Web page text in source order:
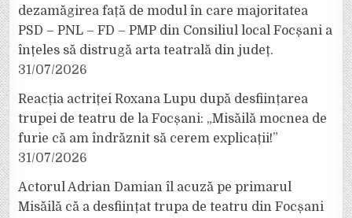
dezamăgirea față de modul în care majoritatea
PSD – PNL – FD – PMP din Consiliul local Focșani a
înțeles să distrugă arta teatrală din județ.
31/07/2026
Reacția actriței Roxana Lupu după desființarea
trupei de teatru de la Focșani: „Misăilă mocnea de
furie că am îndrăznit să cerem explicații!”
31/07/2026
Actorul Adrian Damian îl acuză pe primarul
Misăilă că a desființat trupa de teatru din Focșani